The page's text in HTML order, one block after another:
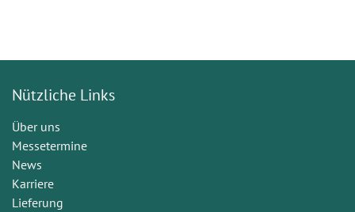
Nützliche Links
Über uns
Messetermine
News
Karriere
Lieferung